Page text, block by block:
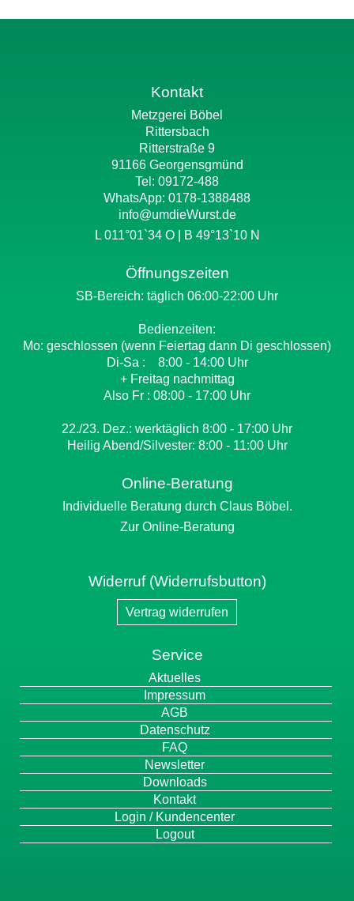
Kontakt
Metzgerei Böbel
Rittersbach
Ritterstraße 9
91166 Georgensgmünd
Tel: 09172-488
WhatsApp: 0178-1388488
info@umdieWurst.de
L 011°01`34 O | B 49°13`10 N
Öffnungszeiten
SB-Bereich: täglich 06:00-22:00 Uhr
Bedienzeiten:
Mo: geschlossen (wenn Feiertag dann Di geschlossen)
Di-Sa : 8:00 - 14:00 Uhr
+ Freitag nachmittag
Also Fr : 08:00 - 17:00 Uhr
22./23. Dez.: werktäglich 8:00 - 17:00 Uhr
Heilig Abend/Silvester: 8:00 - 11:00 Uhr
Online-Beratung
Individuelle Beratung durch Claus Böbel.
Zur Online-Beratung
Widerruf (Widerrufsbutton)
Vertrag widerrufen
Service
Navigation
überspringen
Aktuelles
Impressum
AGB
Datenschutz
FAQ
Newsletter
Downloads
Kontakt
Login / Kundencenter
Logout